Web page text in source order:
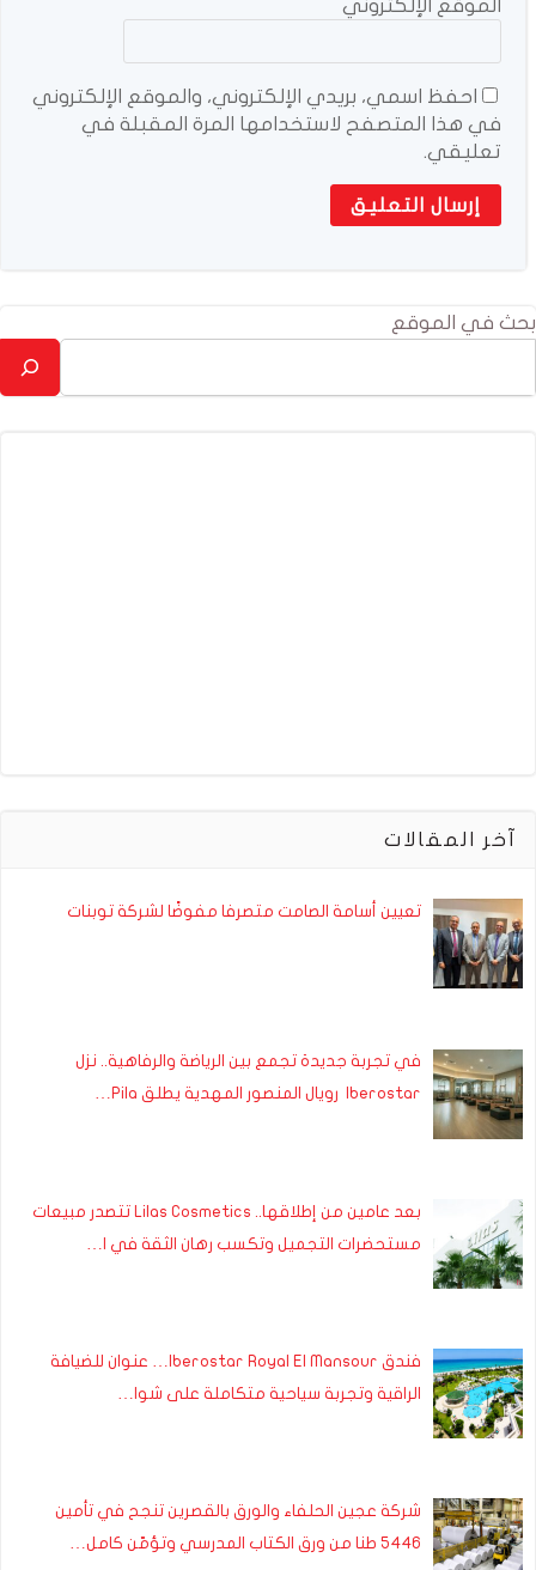
الموقع الإلكتروني
احفظ اسمي، بريدي الإلكتروني، والموقع الإلكتروني
في هذا المتصفح لاستخدامها المرة المقبلة في
تعليقي.
بحث في الموقع
آخر المقالات
تعيين أسامة الصامت متصرفا مفوضًا لشركة توبنات
في تجربة جديدة تجمع بين الرياضة والرفاهية.. نزل
Iberostar رويال المنصور المهدية يطلق Pila…
بعد عامين من إطلاقها.. Lilas Cosmetics تتصدر مبيعات
مستحضرات التجميل وتكسب رهان الثقة في ا…
فندق Iberostar Royal El Mansour… عنوان للضيافة
الراقية وتجربة سياحية متكاملة على شوا…
شركة عجين الحلفاء والورق بالقصرين تنجح في تأمين
5446 طنا من ورق الكتاب المدرسي وتؤمّن كامل…